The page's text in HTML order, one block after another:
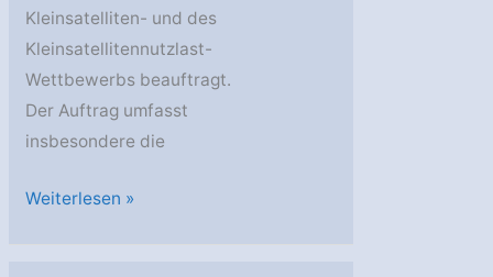
Kleinsatelliten- und des
Kleinsatellitennutzlast-
Wettbewerbs beauftragt.
Der Auftrag umfasst
insbesondere die
Deutsche
Weiterlesen »